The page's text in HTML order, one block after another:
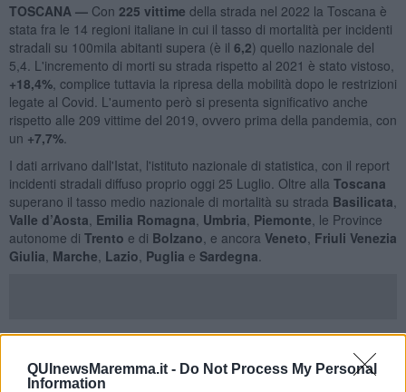
QUInewsMaremma.it - Do Not Process My Personal
Information
TOSCANA — Con 225 vittime della strada nel 2022 la Toscana è
stata fra le 14 regioni italiane in cui il tasso di mortalità per incidenti
stradali su 100mila abitanti supera (è il 6,2) quello nazionale del
5,4. L'incremento di morti su strada rispetto al 2021 è stato vistoso,
+18,4%, complice tuttavia la ripresa della mobilità dopo le restrizioni
legate al Covid. L'aumento però si presenta significativo anche
rispetto alle 209 vittime del 2019, ovvero prima della pandemia, con
un +7,7%.
I dati arrivano dall'Istat, l'istituto nazionale di statistica, con il report
incidenti stradali diffuso proprio oggi 25 Luglio. Oltre alla Toscana
superano il tasso medio nazionale di mortalità su strada Basilicata
Valle d’Aosta Emilia Romagna Umbria Piemonte , le Province
autonome di Trento e di Bolzano , e ancora Veneto Friuli Venezia
Giulia Marche Lazio Puglia e Sardegna